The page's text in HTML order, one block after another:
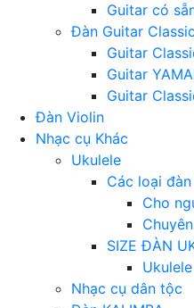
Guitar có
Đàn Guitar Classic
Guitar
Guitar
Guitar
Đàn Violin
Nhạc cụ Khác
Ukulele
Các loại
Cho
SIZE ĐÀN
Nhạc cụ dân tộc